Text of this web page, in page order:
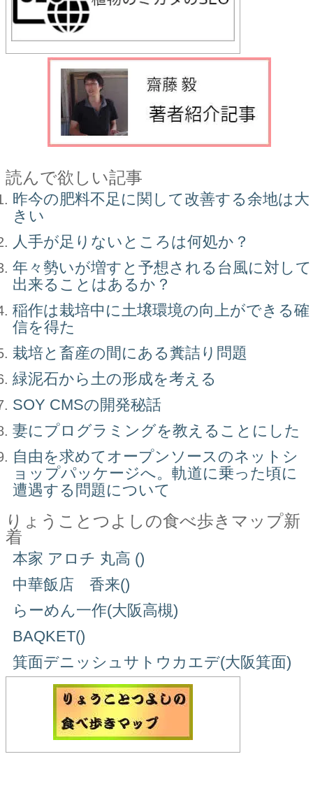
読んで欲しい記事
昨今の肥料不足に関して改善する余地は大
きい
人手が足りないところは何処か？
年々勢いが増すと予想される台風に対して
出来ることはあるか？
稲作は栽培中に土壌環境の向上ができる確
信を得た
栽培と畜産の間にある糞詰り問題
緑泥石から土の形成を考える
SOY CMSの開発秘話
妻にプログラミングを教えることにした
自由を求めてオープンソースのネットシ
ョップパッケージへ。軌道に乗った頃に
遭遇する問題について
りょうことつよしの食べ歩きマップ新
着
本家 アロチ 丸高 ()
中華飯店 香来()
らーめん一作(大阪高槻)
BAQKET()
箕面デニッシュサトウカエデ(大阪箕面)